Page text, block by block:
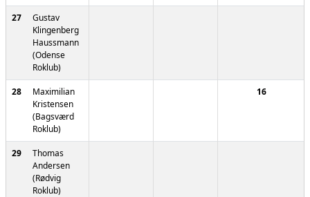
27
Gustav
Klingenberg
Haussmann
(Odense
Roklub)
28
Maximilian
Kristensen
(Bagsværd
Roklub)
16
29
Thomas
Andersen
(Rødvig
Roklub)